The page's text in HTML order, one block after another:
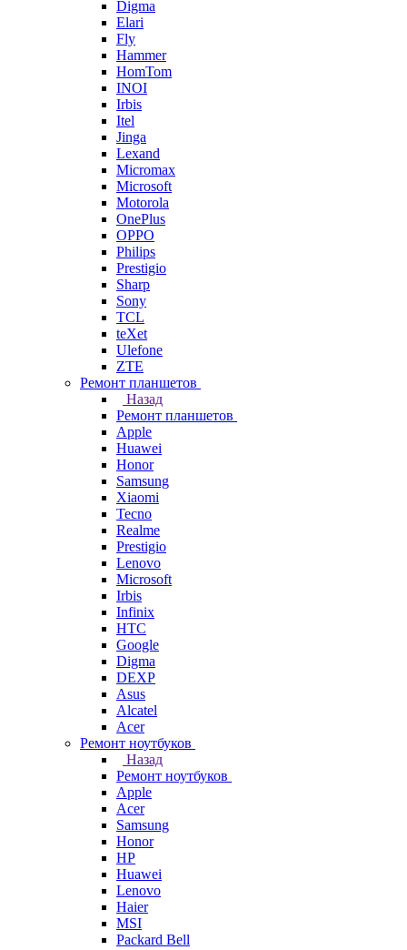
Digma
Elari
Fly
Hammer
HomTom
INOI
Irbis
Itel
Jinga
Lexand
Micromax
Microsoft
Motorola
OnePlus
OPPO
Philips
Prestigio
Sharp
Sony
TCL
teXet
Ulefone
ZTE
Ремонт планшетов
Назад
Ремонт планшетов
Apple
Huawei
Honor
Samsung
Xiaomi
Tecno
Realme
Prestigio
Lenovo
Microsoft
Irbis
Infinix
HTC
Google
Digma
DEXP
Asus
Alcatel
Acer
Ремонт ноутбуков
Назад
Ремонт ноутбуков
Apple
Acer
Samsung
Honor
HP
Huawei
Lenovo
Haier
MSI
Packard Bell